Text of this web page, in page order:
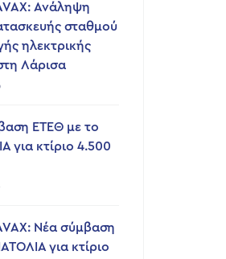
Ανάληψη
σταθμού
ηλεκτρικής
Λάρισα
ΕΤΕΘ με το
για κτίριο 4.500
Νέα σύμβαση
για κτίριο